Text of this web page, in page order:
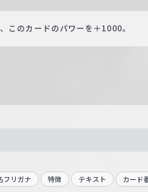
このカードのパワーを＋1000。
フリガナ 特徴 テキスト カード